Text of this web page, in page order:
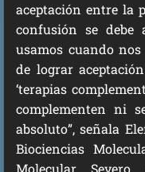
aceptación entre la
confusión se debe
usamos cuando
de lograr
‘terapias
complementen ni
absoluto”, señala
Biociencias
Molecular